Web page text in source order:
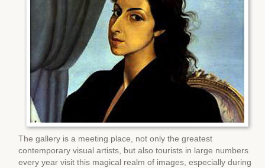
The gallery is a meeting place, not only the greatest
contemporary visual artists, but also tourists in large numbers
every year visit this magical realm of images, especially during